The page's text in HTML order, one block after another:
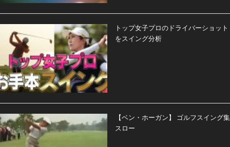
トップ女子プロのドライバーショット
をスイング分析
【ベン・ホーガン】 ゴルフスイング集
スロー